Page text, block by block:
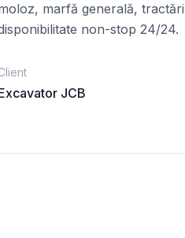
marfă generală,
non-stop 24/24.
JCB